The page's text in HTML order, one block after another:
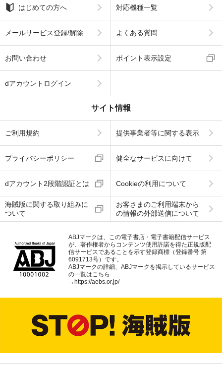
はじめての方へ 対応機種一覧
メールサービス登録/解除 よくある質問
お問い合わせ ポイント表示設定
dアカウントログイン
サイト情報
ご利用規約 提供事業者等に関する表示
プライバシーポリシー 健全なサービスに向けて
dアカウント2段階認証とは Cookieの利用について
海賊版に関する取り組みに
ついて
お客さまのご利用端末から
の情報の外部送信について
ABJマークは、この電子書店・電子書籍配信サービス
が、著作権者からコンテンツ使用許諾を得た正規版配
信サービスであることを示す登録商標（登録番号 第
6091713号）です。
ABJマークの詳細、ABJマークを掲示しているサービス
の一覧はこちら
→https://aebs.or.jp/